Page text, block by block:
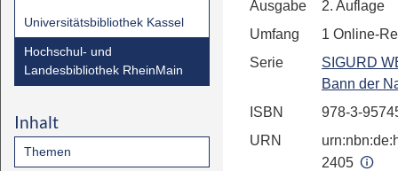
Universitätsbibliothek Kassel
Hochschul- und
Landesbibliothek RheinMain
Inhalt
Themen
Ausgabe
2. Auflage
Umfang
1 Online-
Serie
SIGURD
Bann der
ISBN
978-3-
URN
2405